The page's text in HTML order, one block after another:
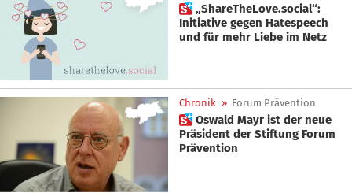
 „ShareTheLove.social“:
Initiative gegen Hatespeech
und für mehr Liebe im Netz
Chronik » Forum Prävention
 Oswald Mayr ist der neue
Präsident der Stiftung Forum
Prävention